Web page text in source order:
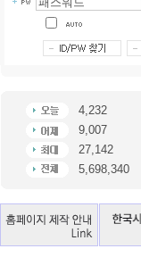
4,232
9,007
27,142
5,698,340